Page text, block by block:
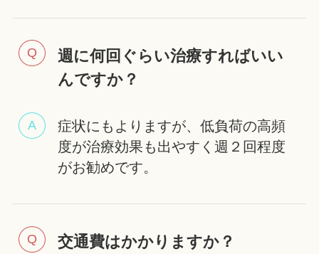
週に何回ぐらい治療すればいい
んですか？
症状にもよりますが、低負荷の高頻
度が治療効果も出やすく週２回程度
がお勧めです。
交通費はかかりますか？